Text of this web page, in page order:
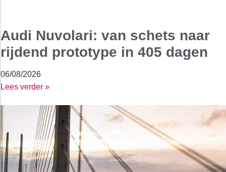
Audi Nuvolari: van schets naar
rijdend prototype in 405 dagen
06/08/2026
Lees verder »